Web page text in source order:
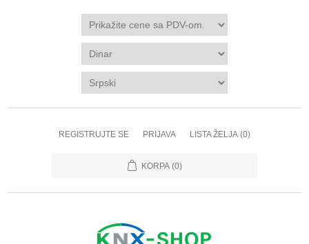
REGISTRUJTE SE PRIJAVA LISTA ŽELJA (0)
KORPA (0)